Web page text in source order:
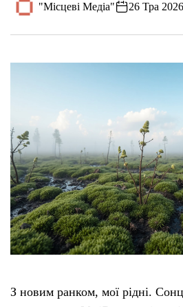
"Місцеві Медіа" 26 Тра
З новим ранком, мої рідні.